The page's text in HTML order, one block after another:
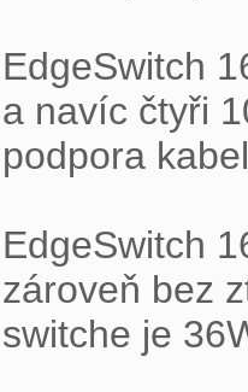
EdgeSwitch
a navíc čtyři
podpora
EdgeSwitch
zároveň bez
switche je